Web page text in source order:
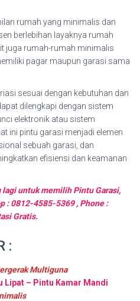
rumah yang minimalis dan
berlebihan layaknya rumah
juga rumah-rumah minimalis
pagar maupun garasi sama
sesuai dengan kebutuhan dan
dilengkapi dengan sistem
elektronik atau sistem
ini pintu garasi menjadi elemen
sebuah garasi, dan
efisiensi dan keamanan
lagi untuk memilih Pintu Garasi,
: 0812-4585-5369 , Phone :
Gratis.
:
Multiguna
Lipat – Pintu Kamar Mandi